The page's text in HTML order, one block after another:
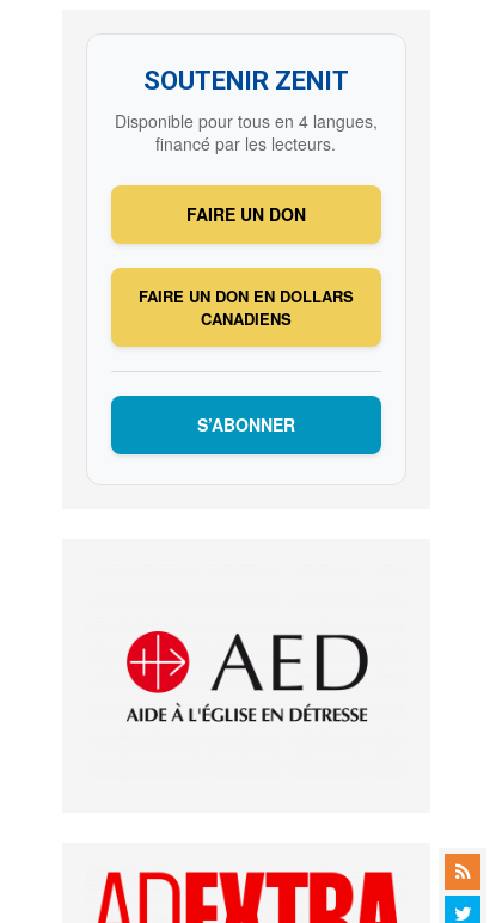
SOUTENIR ZENIT
Disponible pour tous en 4 langues,
financé par les lecteurs.
FAIRE UN DON
FAIRE UN DON EN DOLLARS
CANADIENS
S’ABONNER